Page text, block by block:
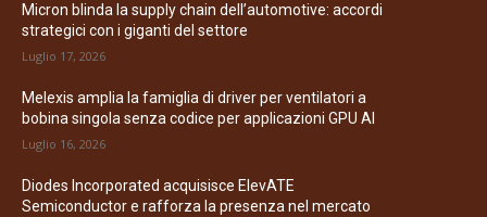
Micron blinda la supply chain dell’automotive: accordi
strategici con i giganti del settore
Luglio 17, 2026
Melexis amplia la famiglia di driver per ventilatori a
bobina singola senza codice per applicazioni GPU AI
Luglio 16, 2026
Diodes Incorporated acquisisce ElevATE
Semiconductor e rafforza la presenza nel mercato